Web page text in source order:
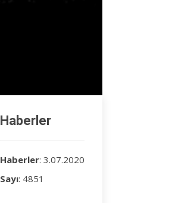
Haberler
Haberler: 3.07.2020
Sayı: 4851